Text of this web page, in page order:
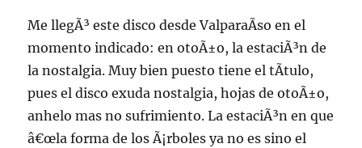
Me llegÃ³ este disco desde ValparaÃ­so en el
momento indicado: en otoÃ±o, la estaciÃ³n de
la nostalgia. Muy bien puesto tiene el tÃ­tulo,
pues el disco exuda nostalgia, hojas de otoÃ±o,
anhelo mas no sufrimiento. La estaciÃ³n en que
â€œla forma de los Ã¡rboles ya no es sino el